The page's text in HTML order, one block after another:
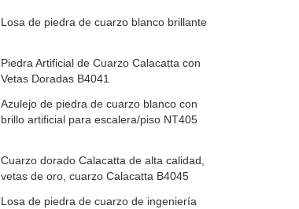
Losa de piedra de cuarzo blanco brillante
Piedra Artificial de Cuarzo Calacatta con
Vetas Doradas B4041
Azulejo de piedra de cuarzo blanco con
brillo artificial para escalera/piso NT405
Cuarzo dorado Calacatta de alta calidad,
vetas de oro, cuarzo Calacatta B4045
Losa de piedra de cuarzo de ingeniería